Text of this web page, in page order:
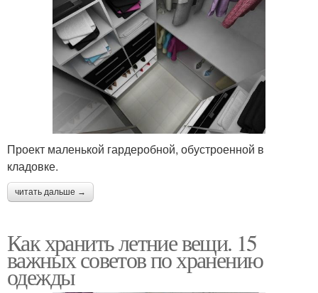
Проект маленькой гардеробной, обустроенной в
кладовке.
читать дальше →
Как хранить летние вещи. 15
важных советов по хранению
одежды